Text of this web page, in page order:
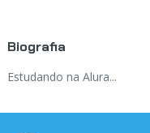
Biografia
Estudando na Alura...